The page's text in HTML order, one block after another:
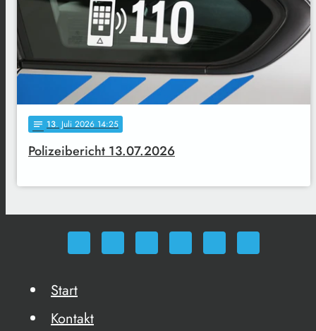
notes 13. Juli 2026 14:25
Polizeibericht 13.07.2026
Start
Kontakt